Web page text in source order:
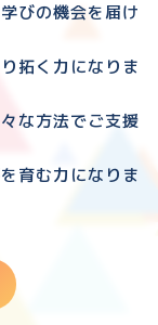
学びの機会を届け
拓く力になりま
な方法でご支援
育む力になりま